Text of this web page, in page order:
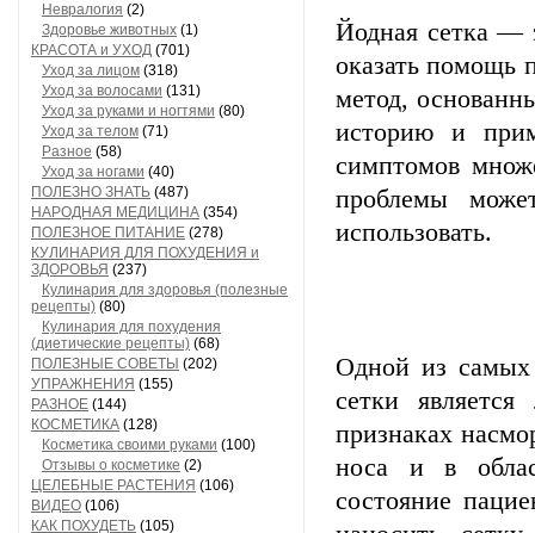
Невралогия (2)
Здоровье животных (1)
КРАСОТА и УХОД (701)
Уход за лицом (318)
Уход за волосами (131)
Уход за руками и ногтями (80)
Уход за телом (71)
Разное (58)
Уход за ногами (40)
ПОЛЕЗНО ЗНАТЬ (487)
НАРОДНАЯ МЕДИЦИНА (354)
ПОЛЕЗНОЕ ПИТАНИЕ (278)
КУЛИНАРИЯ ДЛЯ ПОХУДЕНИЯ и
ЗДОРОВЬЯ (237)
Кулинария для здоровья (полезные
рецепты) (80)
Кулинария для похудения
(диетические рецепты) (68)
ПОЛЕЗНЫЕ СОВЕТЫ (202)
УПРАЖНЕНИЯ (155)
РАЗНОЕ (144)
КОСМЕТИКА (128)
Косметика своими руками (100)
Отзывы о косметике (2)
ЦЕЛЕБНЫЕ РАСТЕНИЯ (106)
ВИДЕО (106)
КАК ПОХУДЕТЬ (105)
Йодная сетка —
оказать помощь
метод,
историю и
симптомов
проблемы
использовать.
Одной из самых
сетки
признаках
носа и в
состояние